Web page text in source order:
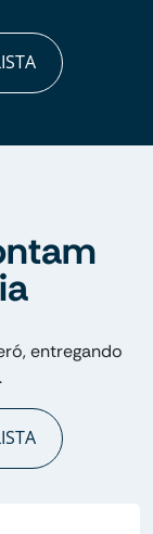
entregando